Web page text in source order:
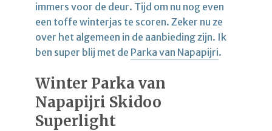
immers voor de deur. Tijd om nu nog even
een toffe winterjas te scoren. Zeker nu ze
over het algemeen in de aanbieding zijn. Ik
ben super blij met de Parka van Napapijri.
Winter Parka van
Napapijri Skidoo
Superlight